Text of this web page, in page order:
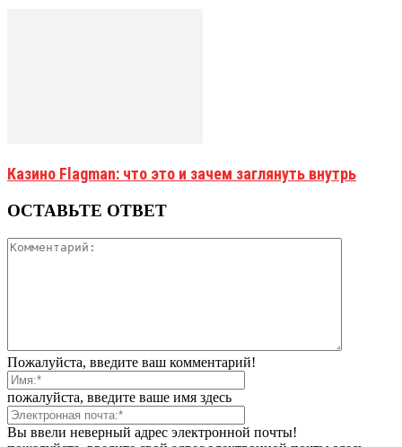
Казино Flagman: что это и зачем заглянуть внутрь
ОСТАВЬТЕ ОТВЕТ
Пожалуйста, введите ваш комментарий!
пожалуйста, введите ваше имя здесь
Вы ввели неверный адрес электронной почты!